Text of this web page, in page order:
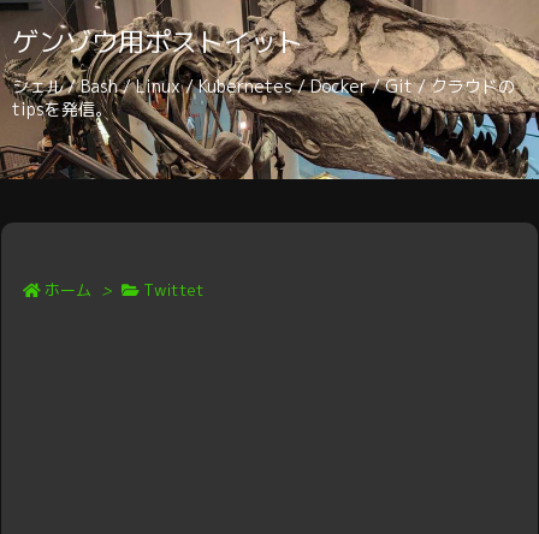
ゲンゾウ用ポストイット
シェル / Bash / Linux / Kubernetes / Docker / Git / クラウドの
tipsを発信。
ホーム > Twittet